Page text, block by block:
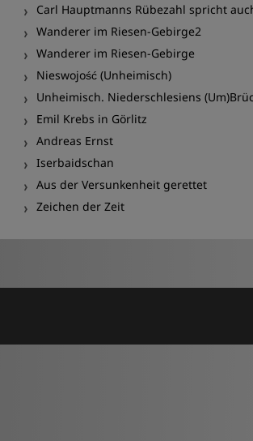
Carl Hauptmanns Rübezahl spricht
Wanderer im Riesen-Gebirge2
Wanderer im Riesen-Gebirge
Nieswojość (Unheimisch)
Unheimisch. Niederschlesiens
Emil Krebs in Görlitz
Andreas Ernst
Iserbaidschan
Aus der Versunkenheit gerettet
Zeichen der Zeit